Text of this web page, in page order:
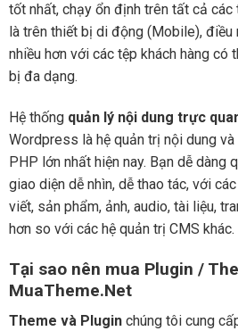
tốt nhất, chạy ổn định trên tất cả
là trên thiết bị di động (Mobile), điều
nhiều hơn với các tệp khách hàng có
bị đa dạng.
Hệ thống quản lý nội dung trực
Wordpress là hệ quản trị nội dung
PHP lớn nhất hiện nay. Bạn dễ dàng
giao diện dễ nhìn, dễ thao tác, với
viết, sản phẩm, ảnh, audio, tài liệu,
hơn so với các hệ quản trị CMS khác.
Tại sao nên mua Plugin /
MuaTheme.Net
Theme và Plugin chúng tôi cung